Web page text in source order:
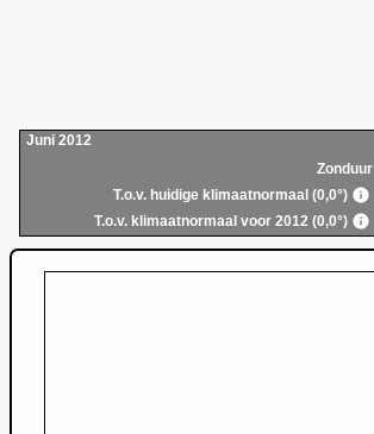
Juni 2012
Zonduur
T.o.v. huidige klimaatnormaal (0,0°)
T.o.v. klimaatnormaal voor 2012 (0,0°)